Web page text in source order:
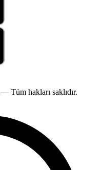
— Tüm hakları saklıdır.